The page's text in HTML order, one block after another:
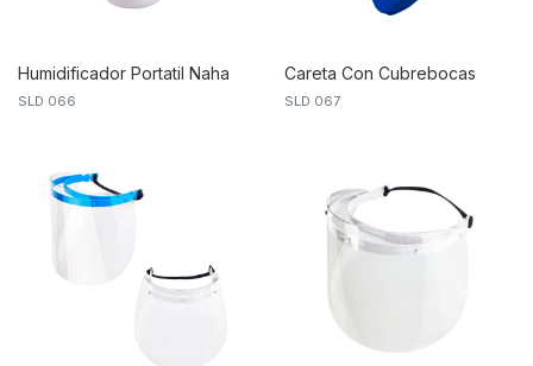
Humidificador Portatil Naha
SLD 066
Careta Con Cubrebocas
Quebec
SLD 067